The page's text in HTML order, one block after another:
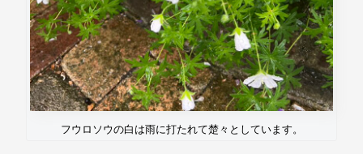
フウロソウの白は雨に打たれて楚々としています。